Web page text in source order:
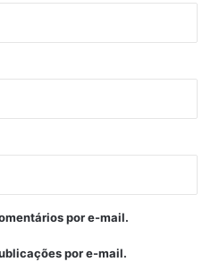
por e-mail.
por e-mail.